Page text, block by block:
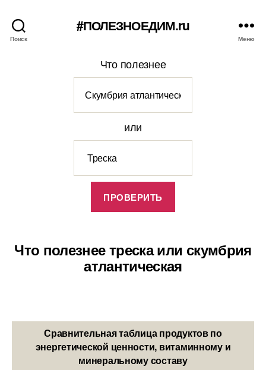
Поиск
#ПОЛЕЗНОЕДИМ.ru
Меню
Что полезнее
или
Что полезнее треска или скумбрия
атлантическая
Сравнительная таблица продуктов по
энергетической ценности, витаминному и
минеральному составу